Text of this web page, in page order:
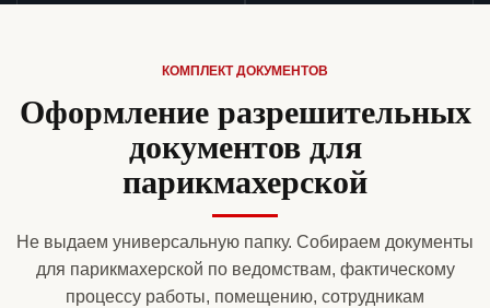
КОМПЛЕКТ ДОКУМЕНТОВ
Оформление разрешительных
документов для
парикмахерской
Не выдаем универсальную папку. Собираем документы
для парикмахерской по ведомствам, фактическому
процессу работы, помещению, сотрудникам